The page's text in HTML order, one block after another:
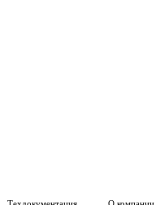
Техдокументация О компании